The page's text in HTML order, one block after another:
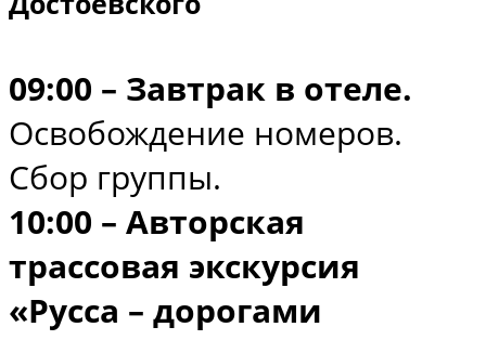
09:00 – Завтрак в отеле.
Освобождение номеров.
Сбор группы.
10:00 – Авторская
трассовая экскурсия
«Русса – дорогами